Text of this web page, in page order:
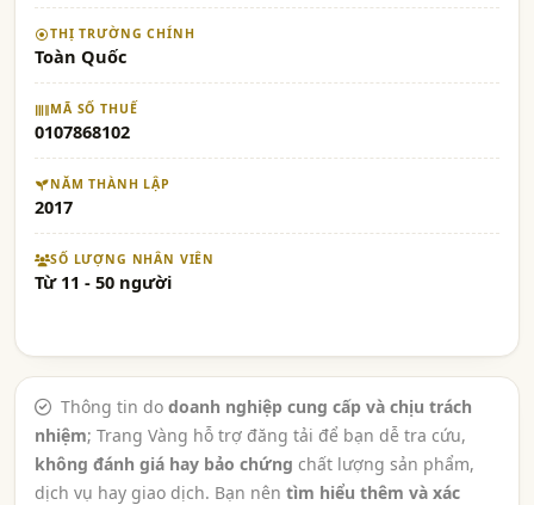
THỊ TRƯỜNG CHÍNH
Toàn Quốc
MÃ SỐ THUẾ
0107868102
NĂM THÀNH LẬP
2017
SỐ LƯỢNG NHÂN VIÊN
Từ 11 - 50 người
Thông tin do doanh nghiệp cung cấp và chịu trách
nhiệm; Trang Vàng hỗ trợ đăng tải để bạn dễ tra cứu,
không đánh giá hay bảo chứng chất lượng sản phẩm,
dịch vụ hay giao dịch. Bạn nên tìm hiểu thêm và xác